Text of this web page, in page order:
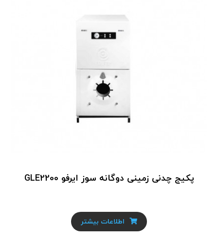
پکیج چدنی زمینی دوگانه سوز ایرفو GLE2200
اطلاعات بیشتر